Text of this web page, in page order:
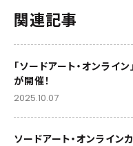
関連記事
「ソードアート・オンライ
が開催！
2025.10.07
ソードアート・オンライン